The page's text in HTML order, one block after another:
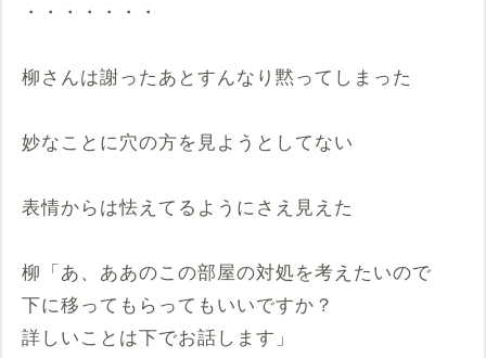
・・・・・・・
柳さんは謝ったあとすんなり黙ってしまった
妙なことに穴の方を見ようとしてない
表情からは怯えてるようにさえ見えた
柳「あ、ああのこの部屋の対処を考えたいので
下に移ってもらってもいいですか？
詳しいことは下でお話します」